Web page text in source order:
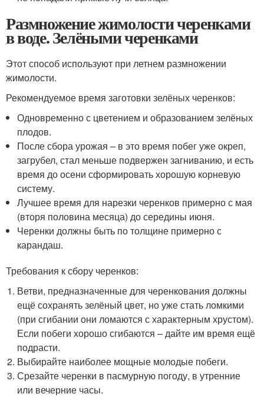
Размножение жимолости черенками
в воде. Зелёными черенками
Этот способ используют при летнем размножении
жимолости.
Рекомендуемое время заготовки зелёных черенков:
Одновременно с цветением и образованием зелёных
плодов.
После сбора урожая – в это время побег уже окреп,
загрубел, стал меньше подвержен загниванию, и есть
время до осени сформировать хорошую корневую
систему.
Лучшее время для нарезки черенков примерно с мая
(вторя половина месяца) до середины июня.
Черенки должны быть по толщине примерно с
карандаш.
Требования к сбору черенков:
Ветви, предназначенные для черенкования должны
ещё сохранять зелёный цвет, но уже стать ломкими
(при сгибании они ломаются с характерным хрустом).
Если побеги хорошо сгибаются – дайте им время ещё
подрасти.
Выбирайте наиболее мощные молодые побеги.
Срезайте черенки в пасмурную погоду, в утренние
или вечерние часы.